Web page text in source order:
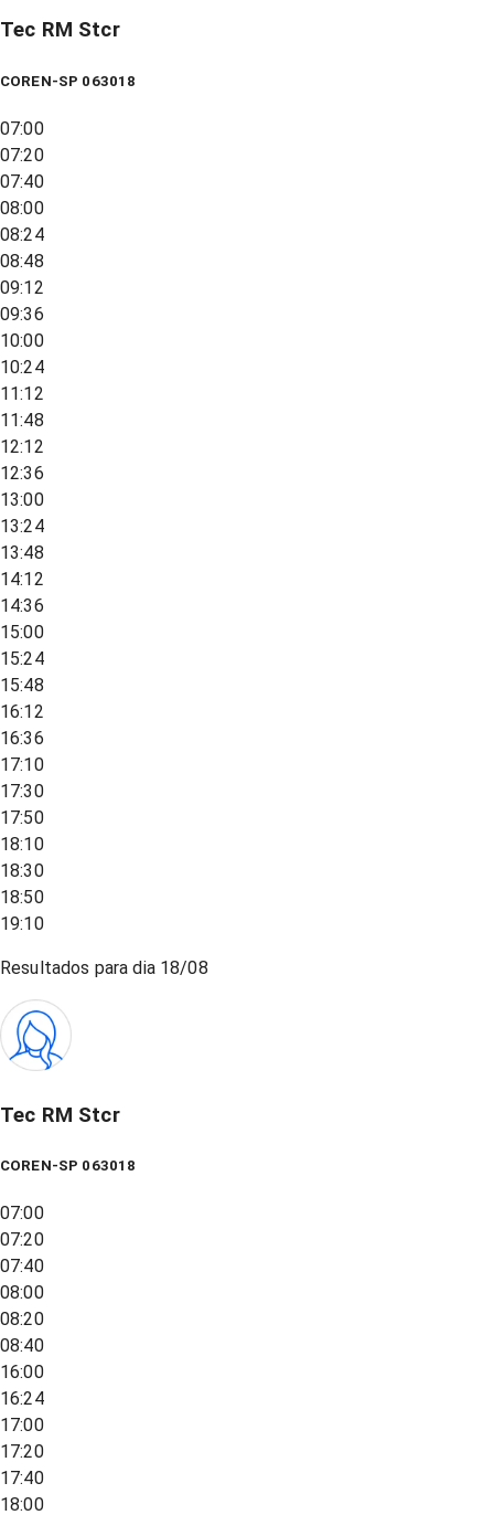
Tec RM Stcr
COREN-SP 063018
07:00
07:20
07:40
08:00
08:24
08:48
09:12
09:36
10:00
10:24
11:12
11:48
12:12
12:36
13:00
13:24
13:48
14:12
14:36
15:00
15:24
15:48
16:12
16:36
17:10
17:30
17:50
18:10
18:30
18:50
19:10
Resultados para dia 18/08
Tec RM Stcr
COREN-SP 063018
07:00
07:20
07:40
08:00
08:20
08:40
16:00
16:24
17:00
17:20
17:40
18:00